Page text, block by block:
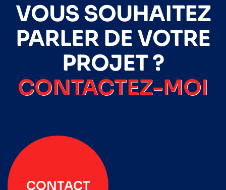
VOUS SOUHAITEZ
PARLER DE VOTRE
PROJET ?
CONTACTEZ-MOI
CONTACT